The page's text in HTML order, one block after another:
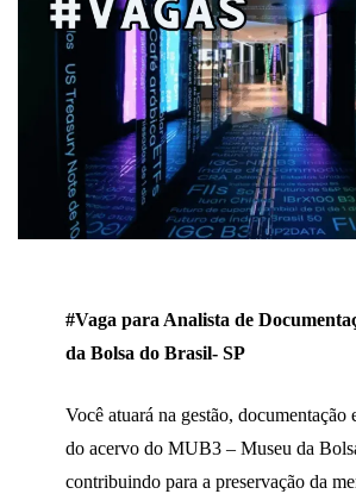
#Vaga para Analista de
da Bolsa do Brasil- SP
Você atuará na gestão, documentação
do acervo do MUB3 – Museu da
contribuindo para a preservação da